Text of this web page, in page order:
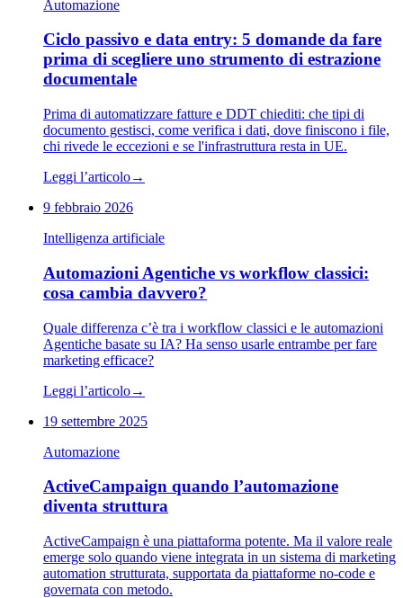
Automazione
Ciclo passivo e data entry: 5 domande da fare
prima di scegliere uno strumento di estrazione
documentale
Prima di automatizzare fatture e DDT chiediti: che tipi di
documento gestisci, come verifica i dati, dove finiscono i file,
chi rivede le eccezioni e se l'infrastruttura resta in UE.
Leggi l’articolo→
9 febbraio 2026
Intelligenza artificiale
Automazioni Agentiche vs workflow classici:
cosa cambia davvero?
Quale differenza c’è tra i workflow classici e le automazioni
Agentiche basate su IA? Ha senso usarle entrambe per fare
marketing efficace?
Leggi l’articolo→
19 settembre 2025
Automazione
ActiveCampaign quando l’automazione
diventa struttura
ActiveCampaign è una piattaforma potente. Ma il valore reale
emerge solo quando viene integrata in un sistema di marketing
automation strutturata, supportata da piattaforme no-code e
governata con metodo.